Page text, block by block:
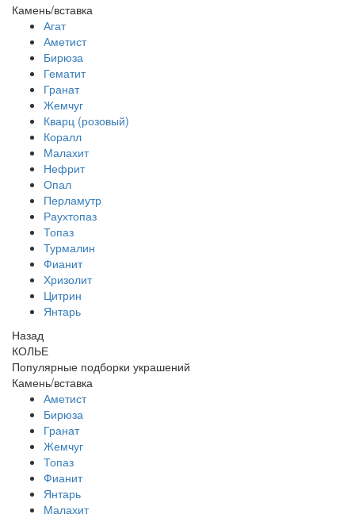
Камень/вставка
Агат
Аметист
Бирюза
Гематит
Гранат
Жемчуг
Кварц (розовый)
Коралл
Малахит
Нефрит
Опал
Перламутр
Раухтопаз
Топаз
Турмалин
Фианит
Хризолит
Цитрин
Янтарь
Назад
КОЛЬЕ
Популярные подборки украшений
Камень/вставка
Аметист
Бирюза
Гранат
Жемчуг
Топаз
Фианит
Янтарь
Малахит